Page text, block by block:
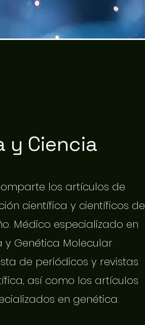
y Ciencia
los artículos de
científica y científicos de
Médico especializado en
y Genética Molecular
de periódicos y revistas
así como los artículos
en genética.